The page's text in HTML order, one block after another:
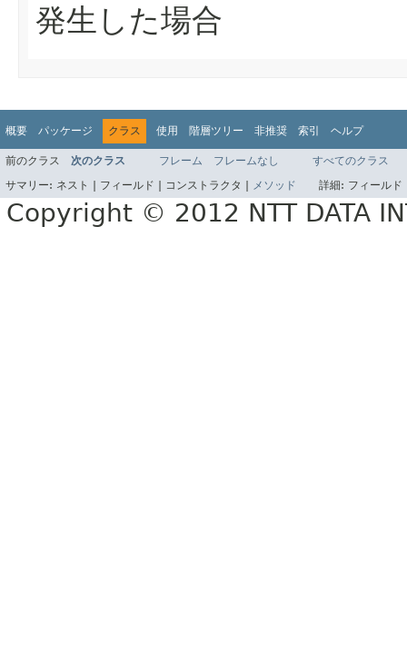
発生した場合
概要 パッケージ クラス 使用 階層ツリー 非推奨 索引 ヘルプ
前のクラス 次のクラス フレーム フレームなし
すべてのクラス
サマリー: ネスト | フィールド | コンストラクタ | メソッド 詳細: フィール
Copyright © 2012 NTT DATA